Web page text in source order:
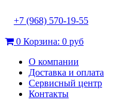
+7 (968) 570-19-55
0 Корзина: 0 руб
О компании
Доставка и оплата
Сервисный центр
Контакты